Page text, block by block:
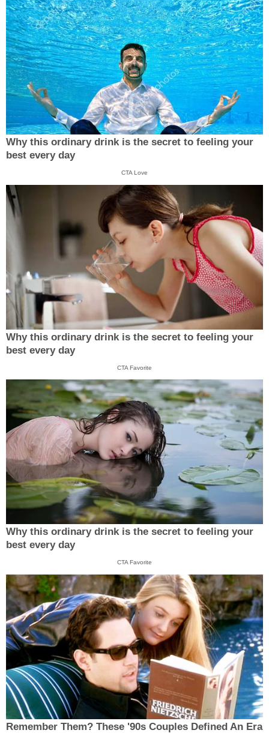
Why this ordinary drink is the secret to feeling your
best every day
CTA Love
Why this ordinary drink is the secret to feeling your
best every day
CTA Favorite
Why this ordinary drink is the secret to feeling your
best every day
CTA Favorite
Remember Them? These '90s Couples Defined An Era